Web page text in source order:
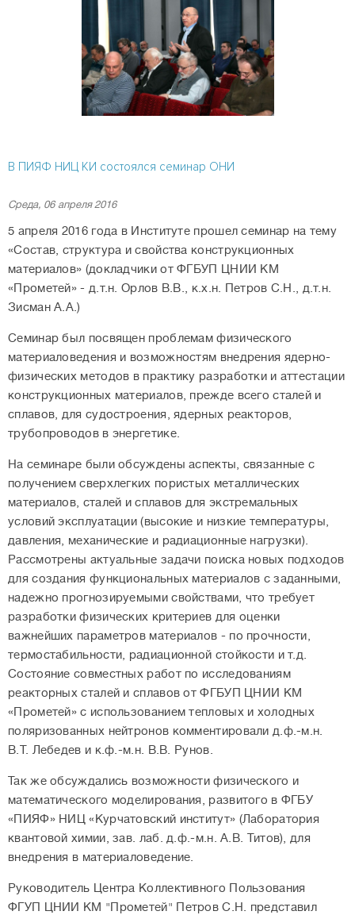
В ПИЯФ НИЦ КИ состоялся семинар ОНИ
Среда, 06 апреля 2016
5 апреля 2016 года в Институте прошел семинар на тему
«Состав, структура и свойства конструкционных
материалов» (докладчики от ФГБУП ЦНИИ КМ
«Прометей» - д.т.н. Орлов В.В., к.х.н. Петров С.Н., д.т.н.
Зисман А.А.)
Семинар был посвящен проблемам физического
материаловедения и возможностям внедрения ядерно-
физических методов в практику разработки и аттестации
конструкционных материалов, прежде всего сталей и
сплавов, для судостроения, ядерных реакторов,
трубопроводов в энергетике.
На семинаре были обсуждены аспекты, связанные с
получением сверхлегких пористых металлических
материалов, сталей и сплавов для экстремальных
условий эксплуатации (высокие и низкие температуры,
давления, механические и радиационные нагрузки).
Рассмотрены актуальные задачи поиска новых подходов
для создания функциональных материалов с заданными,
надежно прогнозируемыми свойствами, что требует
разработки физических критериев для оценки
важнейших параметров материалов - по прочности,
термостабильности, радиационной стойкости и т.д.
Состояние совместных работ по исследованиям
реакторных сталей и сплавов от ФГБУП ЦНИИ КМ
«Прометей» с использованием тепловых и холодных
поляризованных нейтронов комментировали д.ф.-м.н.
В.Т. Лебедев и к.ф.-м.н. В.В. Рунов.
Так же обсуждались возможности физического и
математического моделирования, развитого в ФГБУ
«ПИЯФ» НИЦ «Курчатовский институт» (Лаборатория
квантовой химии, зав. лаб. д.ф.-м.н. А.В. Титов), для
внедрения в материаловедение.
Руководитель Центра Коллективного Пользования
ФГУП ЦНИИ КМ "Прометей" Петров С.Н. представил